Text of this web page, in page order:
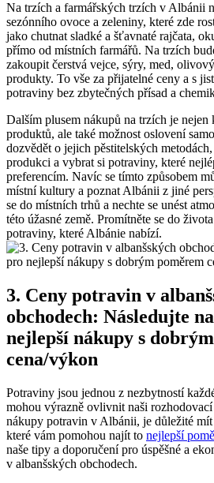
Na ‌trzích ⁣a farmářských trzích v Albánii
sezónního ovoce ⁢a zeleniny, které ‌zde
jako chutnat sladké‍ a šťavnaté rajčata,​
přímo od​ místních⁤ farmářů. Na trzích
zakoupit čerstvá ⁢vejce, sýry, med,
produkty. To vše za ⁣přijatelné ‍ceny a ⁢s
potraviny bez zbytečných přísad ​a
Dalším plusem nákupů‍ na trzích je nejen
produktů,‌ ale také možnost oslovení
⁢dozvědět o⁢ jejich​ pěstitelských
produkci a vybrat si ⁤potraviny, které
preferencím. Navíc ‍se tímto ‍způsobem⁣
místní ⁣kultury a poznat⁤ Albánii z jiné
se ⁤do místních trhů a​ nechte se unést
této ​úžasné​ země. ‌Promítněte se do⁢
potraviny, které Albánie nabízí.
3.​ Ceny potravin ‌v
obchodech: Následujte⁣
⁢nejlepší nákupy ​s
cena/výkon
Potraviny jsou jednou‍ z‍ nezbytností​
mohou výrazně ovlivnit naši
nákupy‍ potravin v ⁤Albánii, je důležité
které vám pomohou najít to nejlepší
naše tipy a doporučení pro úspěšné a
v‌ albanšských obchodech.